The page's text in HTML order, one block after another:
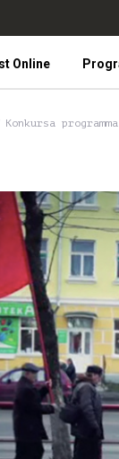
Online
Konkursa programma